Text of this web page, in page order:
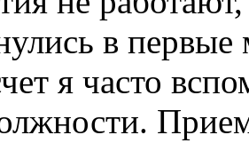
в первые
я часто